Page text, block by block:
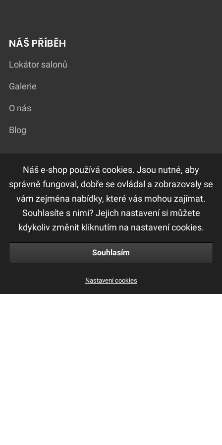
NÁŠ PŘÍBĚH
Lokátor salonů
Galerie
O nás
Blog
DŮLEŽITÉ ODKAZY
F.A.Q
Ochrana osobních údajů
Obchodní a reklamační podmínky
Náš e-shop používá cookies. Jsou nutné, aby
správně fungoval, dobře se ovládal a zobrazovaly se
vám zejména nabídky, které vás mohou zajímat.
Souhlasíte s nimi? Jejich nastavení si můžete
kdykoliv změnit kliknutím na nastavení cookies.
Souhlasím
Nastavení cookies